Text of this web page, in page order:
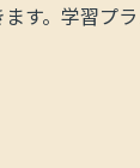
す。学習プ